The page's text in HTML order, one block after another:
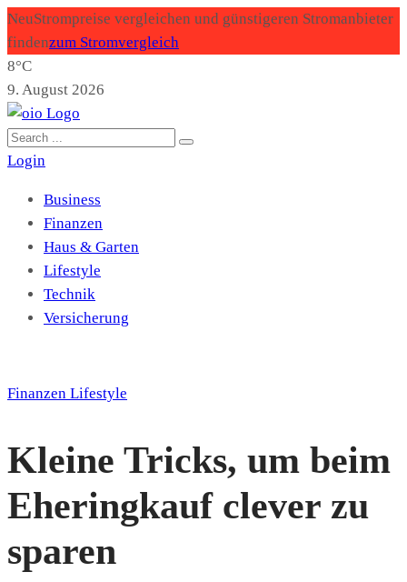
NeuStrompreise vergleichen und günstigeren Stromanbieter
findenzum Stromvergleich
8°C
9. August 2026
Login
Business
Finanzen
Haus & Garten
Lifestyle
Technik
Versicherung
Finanzen Lifestyle
Kleine Tricks, um beim
Eheringkauf clever zu
sparen